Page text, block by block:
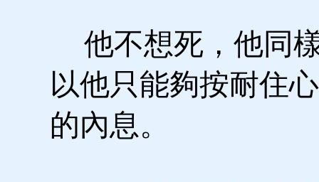
他不想死，他同
以他只能夠按耐住
的內息。